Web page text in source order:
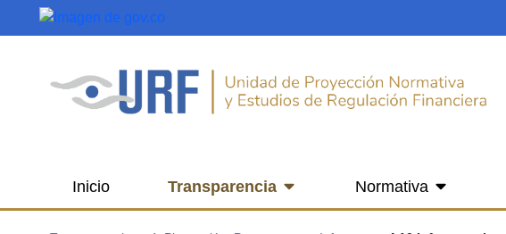
Saltar al contenido principal
Inicio Transparencia Normativa